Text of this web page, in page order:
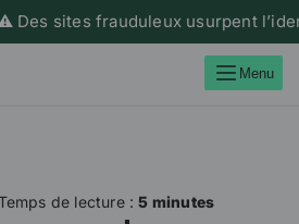
sites frauduleux usurpent
Menu
de lecture :5 minutes